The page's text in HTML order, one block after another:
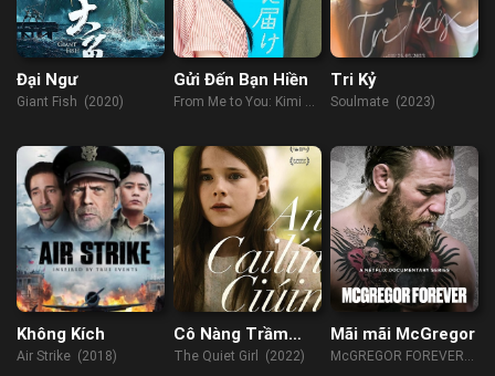
Đại Ngư
Giant Fish (2020)
Gửi Đến Bạn Hiền
From Me to You: Kimi ni
Tri Kỷ
Soulmate (2023)
Không Kích
Air Strike (2018)
Cô Nàng Trầm
Lặng
The Quiet Girl (2022)
Mãi mãi McGregor
McGREGOR FOREVER